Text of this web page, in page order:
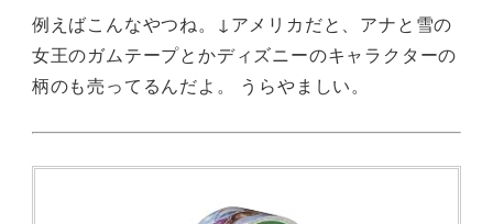
例えばこんなやつね。↓アメリカだと、アナと雪の
女王のガムテープとかディズニーのキャラクターの
柄のも売ってるんだよ。 うらやましい。